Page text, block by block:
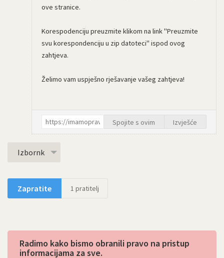
ove stranice.
Korespodenciju preuzmite klikom na link "Preuzmite
svu korespondenciju u zip datoteci" ispod ovog
zahtjeva.
Želimo vam uspješno rješavanje vašeg zahtjeva!
Spojite s ovim Izvješće
Izbornk
Zapratite 1 pratitelj
Radimo kako bismo obranili pravo na pristup
informacijama za sve.